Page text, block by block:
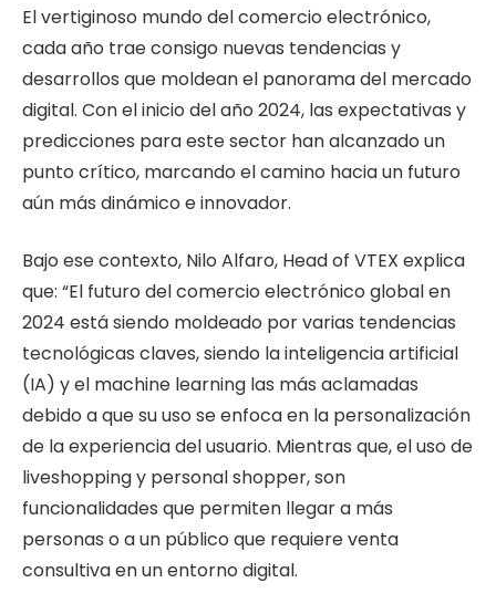
El vertiginoso mundo del comercio electrónico,
cada año trae consigo nuevas tendencias y
desarrollos que moldean el panorama del mercado
digital. Con el inicio del año 2024, las expectativas y
predicciones para este sector han alcanzado un
punto crítico, marcando el camino hacia un futuro
aún más dinámico e innovador.
Bajo ese contexto, Nilo Alfaro, Head of VTEX explica
que: “El futuro del comercio electrónico global en
2024 está siendo moldeado por varias tendencias
tecnológicas claves, siendo la inteligencia artificial
(IA) y el machine learning las más aclamadas
debido a que su uso se enfoca en la personalización
de la experiencia del usuario. Mientras que, el uso de
liveshopping y personal shopper, son
funcionalidades que permiten llegar a más
personas o a un público que requiere venta
consultiva en un entorno digital.